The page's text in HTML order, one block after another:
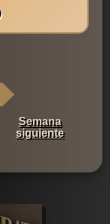
Semana
siguiente